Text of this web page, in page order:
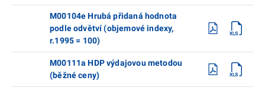
M00104e Hrubá přidaná hodnota
podle odvětví (objemové indexy,
r.1995 = 100)
M00111a HDP výdajovou metodou
(běžné ceny)